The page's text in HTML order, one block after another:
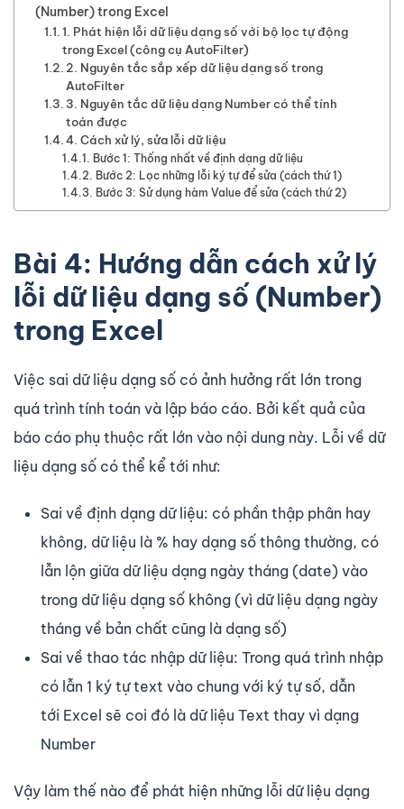
(Number) trong Excel
1. Phát hiện lỗi dữ liệu dạng số với bộ lọc tự động
trong Excel (công cụ AutoFilter)
2. Nguyên tắc sắp xếp dữ liệu dạng số trong
AutoFilter
3. Nguyên tắc dữ liệu dạng Number có thể tính
toán được
4. Cách xử lý, sửa lỗi dữ liệu
Bước 1: Thống nhất về định dạng dữ liệu
Bước 2: Lọc những lỗi ký tự để sửa (cách thứ 1)
Bước 3: Sử dụng hàm Value để sửa (cách thứ 2)
Bài 4: Hướng dẫn cách xử lý
lỗi dữ liệu dạng số (Number)
trong Excel
Việc sai dữ liệu dạng số có ảnh hưởng rất lớn trong
quá trình tính toán và lập báo cáo. Bởi kết quả của
báo cáo phụ thuộc rất lớn vào nội dung này. Lỗi về dữ
liệu dạng số có thể kể tới như:
Sai về định dạng dữ liệu: có phần thập phân hay
không, dữ liệu là % hay dạng số thông thường, có
lẫn lộn giữa dữ liệu dạng ngày tháng (date) vào
trong dữ liệu dạng số không (vì dữ liệu dạng ngày
tháng về bản chất cũng là dạng số)
Sai về thao tác nhập dữ liệu: Trong quá trình nhập
có lẫn 1 ký tự text vào chung với ký tự số, dẫn
tới Excel sẽ coi đó là dữ liệu Text thay vì dạng
Number
Vậy làm thế nào để phát hiện những lỗi dữ liệu dạng